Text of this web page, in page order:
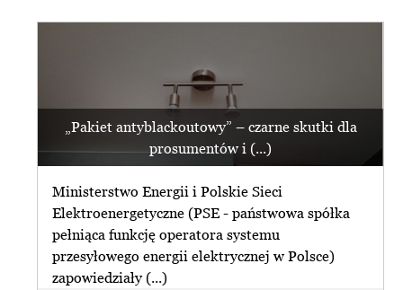
„Pakiet antyblackoutowy” – czarne skutki dla
prosumentów i (...)
Ministerstwo Energii i Polskie Sieci
Elektroenergetyczne (PSE - państwowa spółka
pełniąca funkcję operatora systemu
przesyłowego energii elektrycznej w Polsce)
zapowiedziały (...)